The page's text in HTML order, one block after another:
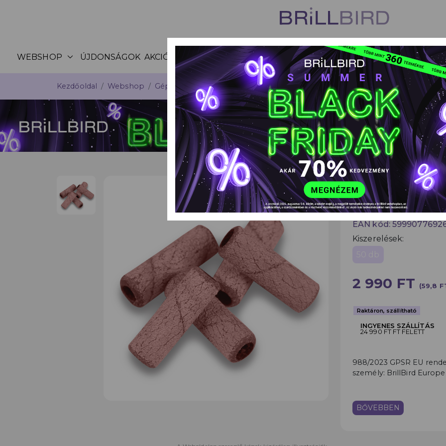
WEBSHOP expand_more ÚJDONSÁGOK AKCIÓK KATALÓGUS VISZONTELADÓK TANFOLYAMOK
Kezdőoldal Webshop Gépek, csiszolófejek, fémeszközök Csiszolófejek, csiszológyűrűk
Keskeny
50db
EAN kód:
Kiszerelések:
2 990 FT (59,8
Raktáron, szállítható
INGYENES SZÁLLÍTÁS
24 990 FT FT FELETT
988/2023 GPSR EU
személy: BrillBird
BŐVEBBEN